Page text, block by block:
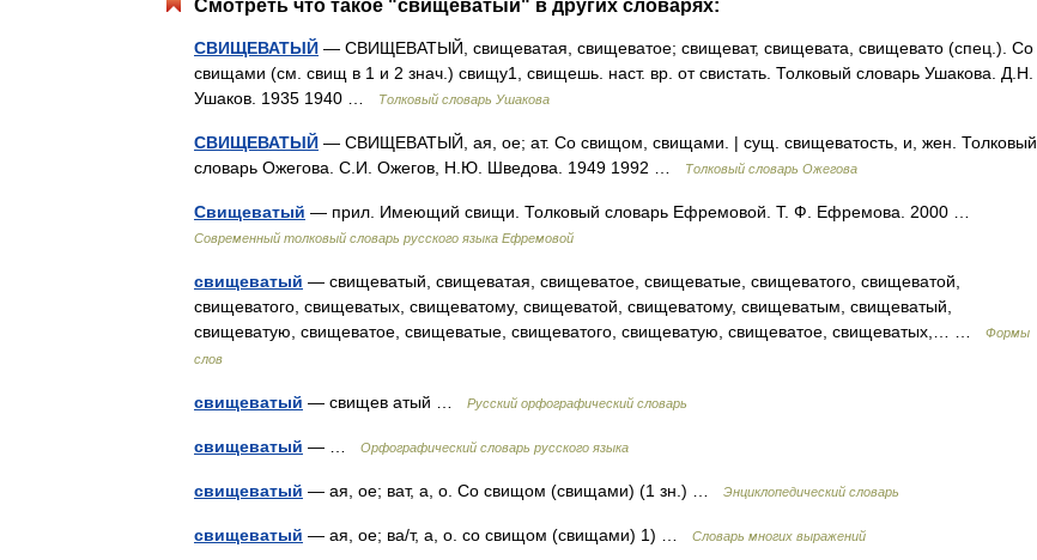
Смотреть что такое "свищеватый" в других словарях:
СВИЩЕВАТЫЙ — СВИЩЕВАТЫЙ, свищеватая, свищеватое; свищеват, свищевата, свищевато (спец.). Со
свищами (см. свищ в 1 и 2 знач.) свищу1, свищешь. наст. вр. от свистать. Толковый словарь Ушакова. Д.Н.
Ушаков. 1935 1940 …
Толковый словарь Ушакова
СВИЩЕВАТЫЙ — СВИЩЕВАТЫЙ, ая, ое; ат. Со свищом, свищами. | сущ. свищеватость, и, жен. Толковый
словарь Ожегова. С.И. Ожегов, Н.Ю. Шведова. 1949 1992 …
Толковый словарь Ожегова
Свищеватый — прил. Имеющий свищи. Толковый словарь Ефремовой. Т. Ф. Ефремова. 2000 …
Современный толковый словарь русского языка Ефремовой
свищеватый — свищеватый, свищеватая, свищеватое, свищеватые, свищеватого, свищеватой,
свищеватого, свищеватых, свищеватому, свищеватой, свищеватому, свищеватым, свищеватый,
свищеватую, свищеватое, свищеватые, свищеватого, свищеватую, свищеватое, свищеватых,… …
Формы
слов
свищеватый — свищев атый … Русский орфографический словарь
свищеватый — … Орфографический словарь русского языка
свищеватый — ая, ое; ват, а, о. Со свищом (свищами) (1 зн.) … Энциклопедический словарь
свищеватый — ая, ое; ва/т, а, о. со свищом (свищами) 1) … Словарь многих выражений